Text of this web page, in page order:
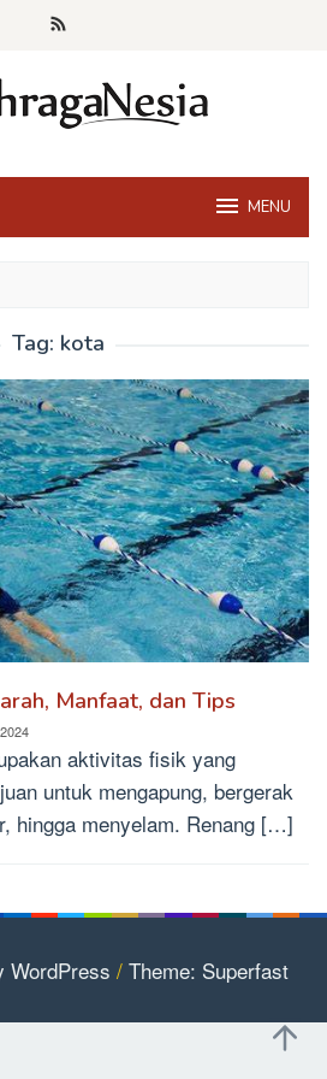
MENU
Tag: kota
Manfaat, dan Tips
aktivitas fisik yang
untuk mengapung, bergerak
hingga menyelam. Renang […]
WordPress / Theme: Superfast